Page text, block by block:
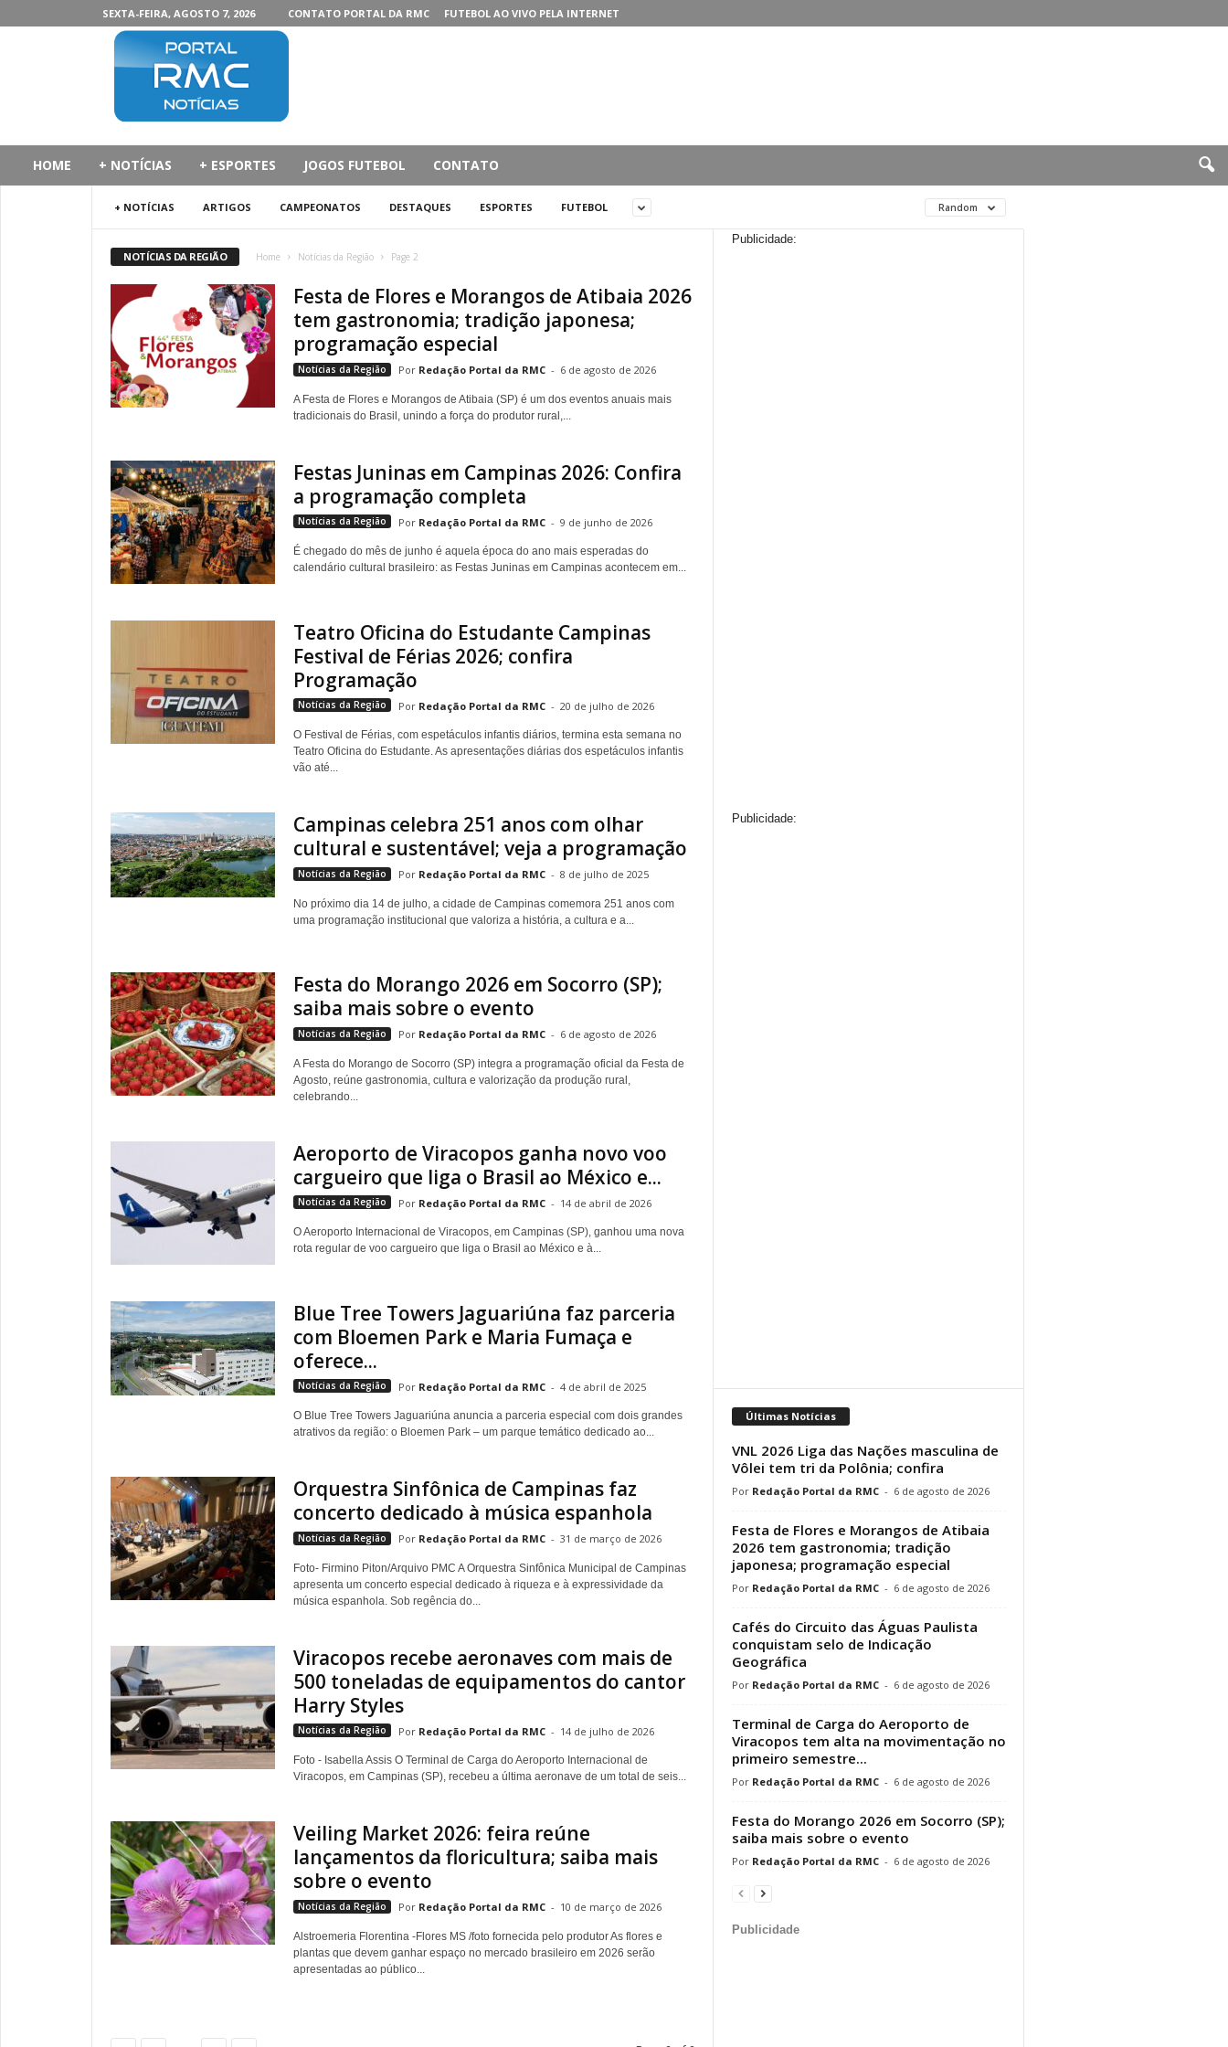
SEXTA-FEIRA, AGOSTO 7, 2026 CONTATO PORTAL DA RMC FUTEBOL AO VIVO PELA INTERNET
HOME + NOTÍCIAS + ESPORTES JOGOS FUTEBOL CONTATO
+ NOTÍCIAS ARTIGOS CAMPEONATOS DESTAQUES ESPORTES FUTEBOL Random
NOTÍCIAS DA REGIÃO Home Notícias da Região Page 2
Festa de Flores e Morangos de Atibaia 2026
tem gastronomia; tradição japonesa;
programação especial
Notícias da Região Redação Portal da RMC - 6 de agosto de 2026
A Festa de Flores e Morangos de Atibaia (SP) é um dos eventos anuais mais
tradicionais do Brasil, unindo a força do produtor rural,...
Festas Juninas em Campinas 2026: Confira
a programação completa
Notícias da Região Redação Portal da RMC - 9 de junho de 2026
É chegado do mês de junho é aquela época do ano mais esperadas do
calendário cultural brasileiro: as Festas Juninas em Campinas acontecem em...
Teatro Oficina do Estudante Campinas
Festival de Férias 2026; confira
Programação
Notícias da Região Redação Portal da RMC - 20 de julho de 2026
O Festival de Férias, com espetáculos infantis diários, termina esta semana no
Teatro Oficina do Estudante. As apresentações diárias dos espetáculos infantis
vão até...
Campinas celebra 251 anos com olhar
cultural e sustentável; veja a programação
Notícias da Região Redação Portal da RMC - 8 de julho de 2025
No próximo dia 14 de julho, a cidade de Campinas comemora 251 anos com
uma programação institucional que valoriza a história, a cultura e a...
Festa do Morango 2026 em Socorro (SP);
saiba mais sobre o evento
Notícias da Região Redação Portal da RMC - 6 de agosto de 2026
A Festa do Morango de Socorro (SP) integra a programação oficial da Festa de
Agosto, reúne gastronomia, cultura e valorização da produção rural,
celebrando...
Aeroporto de Viracopos ganha novo voo
cargueiro que liga o Brasil ao México e...
Notícias da Região Redação Portal da RMC - 14 de abril de 2026
O Aeroporto Internacional de Viracopos, em Campinas (SP), ganhou uma nova
rota regular de voo cargueiro que liga o Brasil ao México e à...
Blue Tree Towers Jaguariúna faz parceria
com Bloemen Park e Maria Fumaça e
oferece...
Notícias da Região Redação Portal da RMC - 4 de abril de 2025
O Blue Tree Towers Jaguariúna anuncia a parceria especial com dois grandes
atrativos da região: o Bloemen Park – um parque temático dedicado ao...
Orquestra Sinfônica de Campinas faz
concerto dedicado à música espanhola
Notícias da Região Redação Portal da RMC - 31 de março de 2026
Foto- Firmino Piton/Arquivo PMC A Orquestra Sinfônica Municipal de Campinas
apresenta um concerto especial dedicado à riqueza e à expressividade da
música espanhola. Sob regência do...
Viracopos recebe aeronaves com mais de
500 toneladas de equipamentos do cantor
Harry Styles
Notícias da Região Redação Portal da RMC - 14 de julho de 2026
Foto - Isabella Assis O Terminal de Carga do Aeroporto Internacional de
Viracopos, em Campinas (SP), recebeu a última aeronave de um total de seis...
Veiling Market 2026: feira reúne
lançamentos da floricultura; saiba mais
sobre o evento
Notícias da Região Redação Portal da RMC - 10 de março de 2026
Alstroemeria Florentina -Flores MS /foto fornecida pelo produtor As flores e
plantas que devem ganhar espaço no mercado brasileiro em 2026 serão
apresentadas ao público...
Publicidade:
Publicidade:
Últimas Notícias
VNL 2026 Liga das Nações masculina de
Vôlei tem tri da Polônia; confira
Redação Portal da RMC - 6 de agosto de 2026
Festa de Flores e Morangos de Atibaia
2026 tem gastronomia; tradição
japonesa; programação especial
Redação Portal da RMC - 6 de agosto de 2026
Cafés do Circuito das Águas Paulista
conquistam selo de Indicação
Geográfica
Redação Portal da RMC - 6 de agosto de 2026
Terminal de Carga do Aeroporto de
Viracopos tem alta na movimentação no
primeiro semestre...
Redação Portal da RMC - 6 de agosto de 2026
Festa do Morango 2026 em Socorro (SP);
saiba mais sobre o evento
Redação Portal da RMC - 6 de agosto de 2026
Publicidade